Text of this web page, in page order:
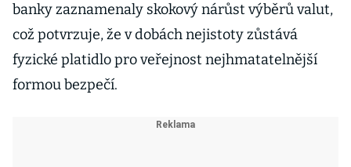
banky zaznamenaly skokový nárůst výběrů valut,
což potvrzuje, že v dobách nejistoty zůstává
fyzické platidlo pro veřejnost nejhmatatelnější
formou bezpečí.